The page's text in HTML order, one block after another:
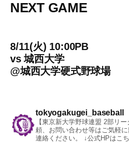
NEXT GAME
8/11(火) 10:00PB
vs城西大学
@城西大学硬式野球場
tokyogakugei_baseball
【東京新大学野球連盟 2部リー
頼、お問い合わせ等はご気軽
連絡ください。
↓公式HPはこ